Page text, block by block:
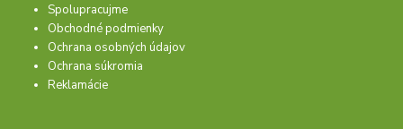
Spolupracujme
Obchodné podmienky
Ochrana osobných údajov
Ochrana súkromia
Reklamácie